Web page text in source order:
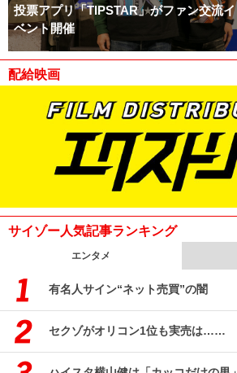
投票アプリ「TIPSTAR」がファン交流イ
ベント開催
配給映画
サイゾー人気記事ランキング
エンタメ
有名人サイン“ネット売買”の闇
セクゾがオリコン1位も実売は……